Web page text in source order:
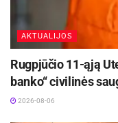
AKTUALIJOS
Rugpjūčio 11-ąją
banko“ civilinės
2026-08-06